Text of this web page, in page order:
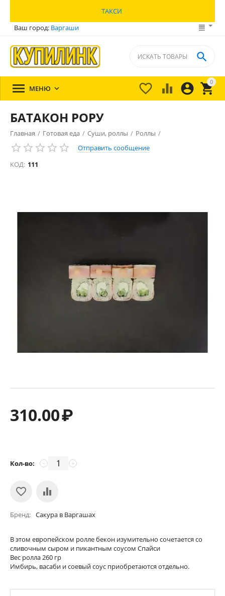
ТАКСИ
Ваш город: Варгаши
0


 

 МЕНЮ 
БАТАКОН РОРУ
Главная / Готовая еда / Суши, роллы / Роллы /
Отправить сообщение
КОД: 111
310.00₽
Кол-во: +
−
Бренд Сакура в Варгашах
В этом европейском ролле бекон изумительно сочетается со
сливочным сыром и пикантным соусом Спайси
Вес ролла 260 гр
Имбирь, васаби и соевый соус приобретаются отдельно.